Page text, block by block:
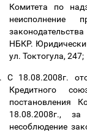
Комитета по
неисполнение
НБКР.
ул. Токтогула, 247;
С 18.08.2008г.
Кредитного
18.08.2008г.,
несоблюдение